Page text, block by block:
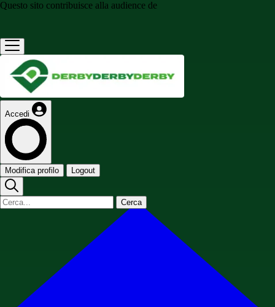
Questo sito contribuisce alla audience de
Accedi
Modifica profilo Logout
Cerca